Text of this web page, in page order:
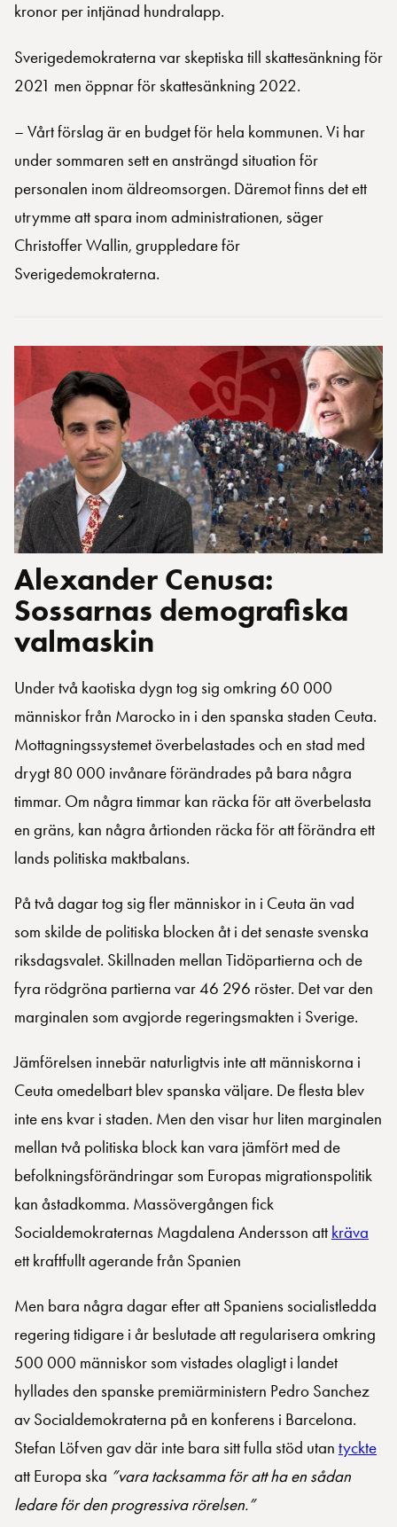
kronor per intjänad hundralapp.
Sverigedemokraterna var skeptiska till skattesänkning för
2021 men öppnar för skattesänkning 2022.
– Vårt förslag är en budget för hela kommunen. Vi har
under sommaren sett en ansträngd situation för
personalen inom äldreomsorgen. Däremot finns det ett
utrymme att spara inom administrationen, säger
Christoffer Wallin, gruppledare för
Sverigedemokraterna.
Alexander Cenusa:
Sossarnas demografiska
valmaskin
Under två kaotiska dygn tog sig omkring 60 000
människor från Marocko in i den spanska staden Ceuta.
Mottagningssystemet överbelastades och en stad med
drygt 80 000 invånare förändrades på bara några
timmar. Om några timmar kan räcka för att överbelasta
en gräns, kan några årtionden räcka för att förändra ett
lands politiska maktbalans.
På två dagar tog sig fler människor in i Ceuta än vad
som skilde de politiska blocken åt i det senaste svenska
riksdagsvalet. Skillnaden mellan Tidöpartierna och de
fyra rödgröna partierna var 46 296 röster. Det var den
marginalen som avgjorde regeringsmakten i Sverige.
Jämförelsen innebär naturligtvis inte att människorna i
Ceuta omedelbart blev spanska väljare. De flesta blev
inte ens kvar i staden. Men den visar hur liten marginalen
mellan två politiska block kan vara jämfört med de
befolkningsförändringar som Europas migrationspolitik
kan åstadkomma. Massövergången fick
Socialdemokraternas Magdalena Andersson att kräva
ett kraftfullt agerande från Spanien
Men bara några dagar efter att Spaniens socialistledda
regering tidigare i år beslutade att regularisera omkring
500 000 människor som vistades olagligt i landet
hyllades den spanske premiärministern Pedro Sanchez
av Socialdemokraterna på en konferens i Barcelona.
Stefan Löfven gav där inte bara sitt fulla stöd utan tyckte
att Europa ska ”vara tacksamma för att ha en sådan
ledare för den progressiva rörelsen.”